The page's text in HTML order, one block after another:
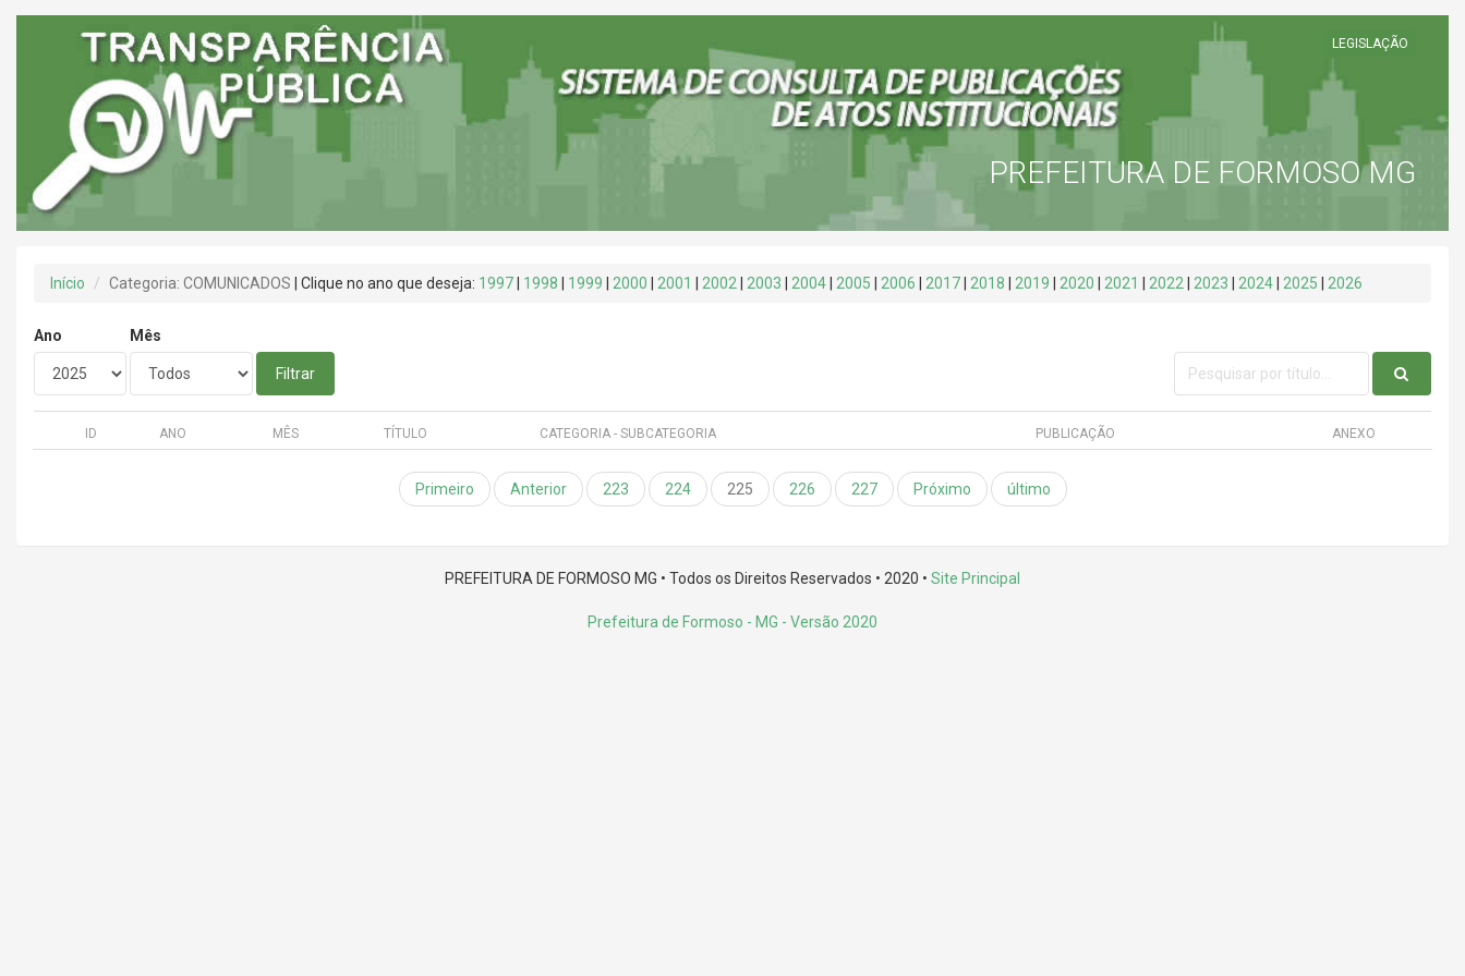
LEGISLAÇÃO
PREFEITURA DE FORMOSO MG
Início Categoria: COMUNICADOS | Clique no ano que deseja: 1997 1998 1999 2000 2001 2002 2003 2004 2005 2006 2017 2018 2019 2020 2021 2022 2023 2024 2025 2026
Ano Mês
Filtrar
ID ANO MÊS TÍTULO CATEGORIA - SUBCATEGORIA PUBLICAÇÃO ANEXO
Primeiro Anterior 223 224 225 226 227 Próximo último
PREFEITURA DE FORMOSO MG • Todos os Direitos Reservados • 2020 • Site Principal
Prefeitura de Formoso - MG - Versão 2020